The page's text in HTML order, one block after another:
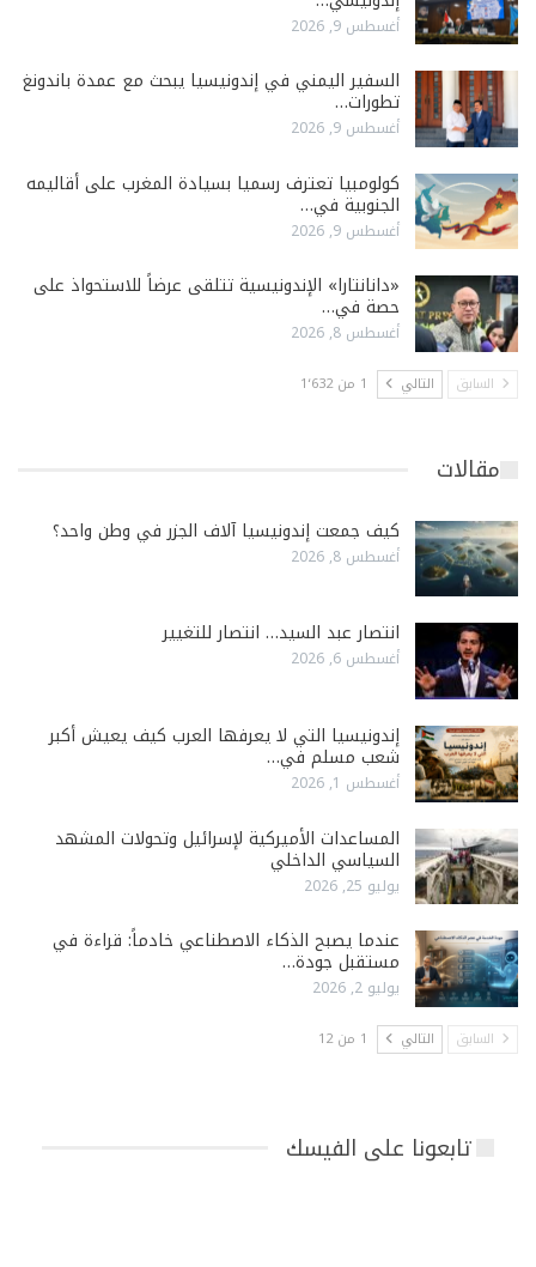
أغسطس 9, 2026
السفير اليمني في إندونيسيا يبحث مع عمدة باندونغ
تطورات…
أغسطس 9, 2026
كولومبيا تعترف رسميا بسيادة المغرب على أقاليمه
الجنوبية في…
أغسطس 9, 2026
«دانانتارا» الإندونيسية تتلقى عرضاً للاستحواذ على
حصة في…
أغسطس 8, 2026
السابق التالي 1 من 1٬632
مقالات
كيف جمعت إندونيسيا آلاف الجزر في وطن واحد؟
أغسطس 8, 2026
انتصار عبد السيد… انتصار للتغيير
أغسطس 6, 2026
إندونيسيا التي لا يعرفها العرب كيف يعيش أكبر
شعب مسلم في…
أغسطس 1, 2026
المساعدات الأميركية لإسرائيل وتحولات المشهد
السياسي الداخلي
يوليو 25, 2026
عندما يصبح الذكاء الاصطناعي خادماً: قراءة في
مستقبل جودة…
يوليو 2, 2026
السابق التالي 1 من 12
تابعونا على الفيسك